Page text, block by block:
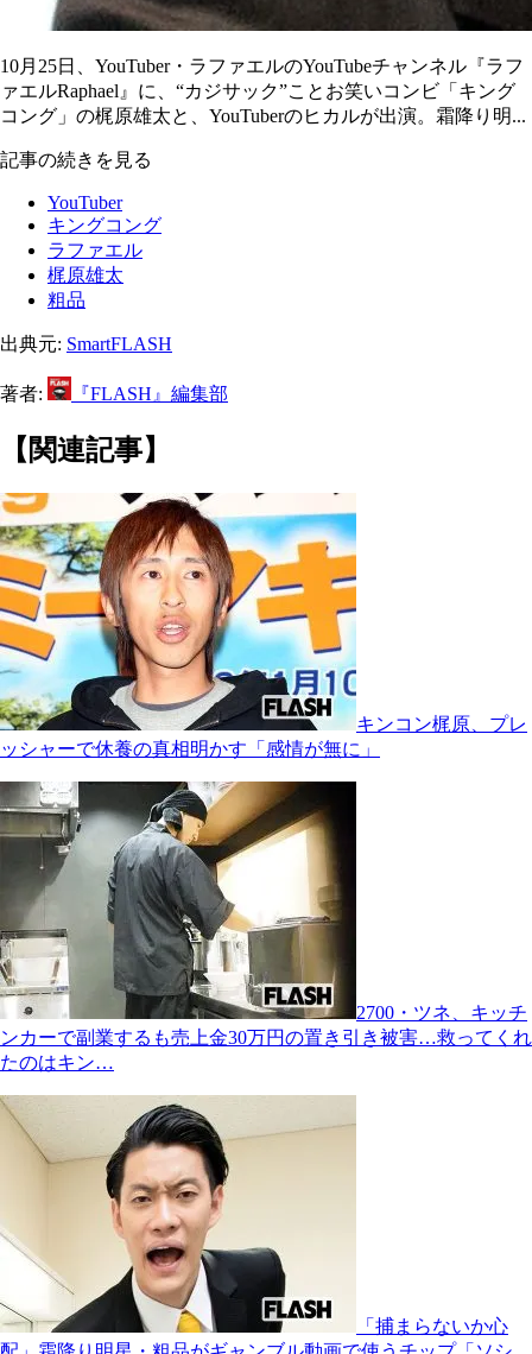
10月25日、YouTuber・ラファエルのYouTubeチャンネル『ラフ
ァエルRaphael』に、“カジサック”ことお笑いコンビ「キング
コング」の梶原雄太と、YouTuberのヒカルが出演。霜降り明...
記事の続きを見る
YouTuber
キングコング
ラファエル
梶原雄太
粗品
出典元: SmartFLASH
著者: 『FLASH』編集部
【関連記事】
キンコン梶原、プレ
ッシャーで休養の真相明かす「感情が無に」
2700・ツネ、キッチ
ンカーで副業するも売上金30万円の置き引き被害…救ってくれ
たのはキン…
「捕まらないか心